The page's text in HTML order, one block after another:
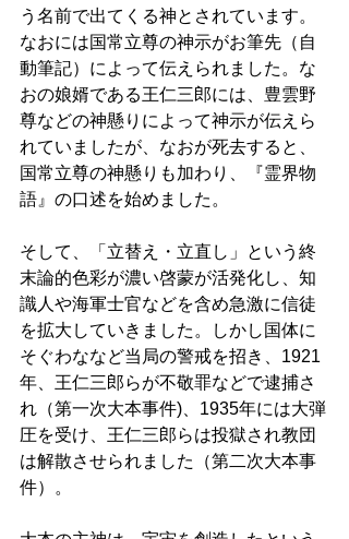
う名前で出てくる神とされています。
なおには国常立尊の神示がお筆先（自
動筆記）によって伝えられました。な
おの娘婿である王仁三郎には、豊雲野
尊などの神懸りによって神示が伝えら
れていましたが、なおが死去すると、
国常立尊の神懸りも加わり、『霊界物
語』の口述を始めました。
そして、「立替え・立直し」という終
末論的色彩が濃い啓蒙が活発化し、知
識人や海軍士官などを含め急激に信徒
を拡大していきました。しかし国体に
そぐわななど当局の警戒を招き、1921
年、王仁三郎らが不敬罪などで逮捕さ
れ（第一次大本事件)、1935年には大弾
圧を受け、王仁三郎らは投獄され教団
は解散させられました（第二次大本事
件）。